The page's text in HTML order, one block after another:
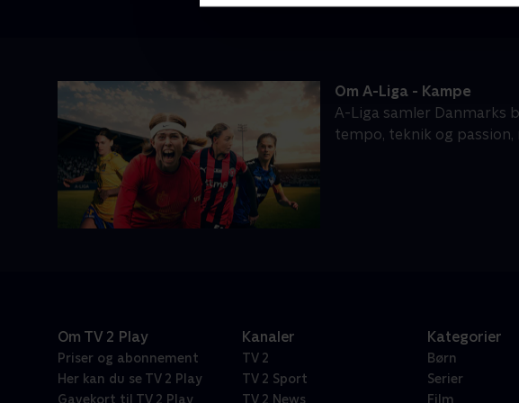
Om A-Liga - Kampe
A-Liga samler Danmarks
tempo, teknik og
Om TV 2 Play
Priser og abonnement
Her kan du se TV 2 Play
Gavekort til TV 2 Play
Kanaler
TV 2
TV 2 Sport
TV 2 News
Kategorier
Børn
Serier
Film